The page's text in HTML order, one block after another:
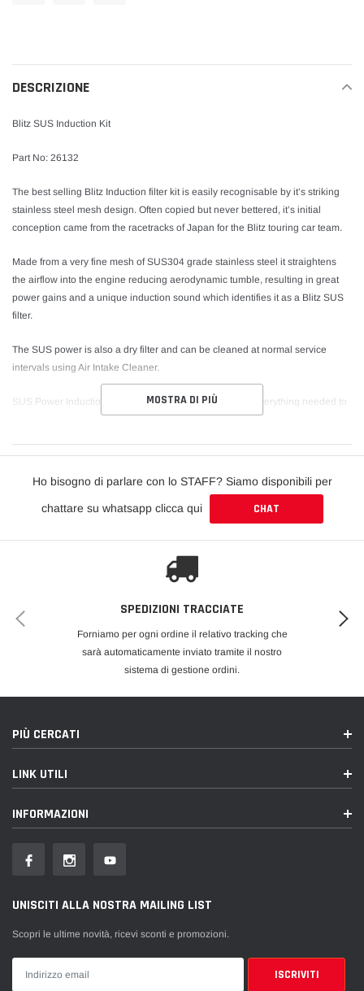
DESCRIZIONE
Blitz SUS Induction Kit
Part No: 26132
The best selling Blitz Induction filter kit is easily recognisable by it’s striking
stainless steel mesh design. Often copied but never bettered, it’s initial
conception came from the racetracks of Japan for the Blitz touring car team.
Made from a very fine mesh of SUS304 grade stainless steel it straightens
the airflow into the engine reducing aerodynamic tumble, resulting in great
power gains and a unique induction sound which identifies it as a Blitz SUS
filter.
The SUS power is also a dry filter and can be cleaned at normal service
intervals using Air Intake Cleaner.
SUS Power Induction kit is a complete kit and includes everything needed to
MOSTRA DI PIÙ
Ho bisogno di parlare con lo STAFF? Siamo disponibili per
chattare su whatsapp clicca qui CHAT
SPEDIZIONI TRACCIATE
Forniamo per ogni ordine il relativo tracking che
sarà automaticamente inviato tramite il nostro
sistema di gestione ordini.
PIÙ CERCATI
LINK UTILI
INFORMAZIONI
UNISCITI ALLA NOSTRA MAILING LIST
Scopri le ultime novità, ricevi sconti e promozioni.